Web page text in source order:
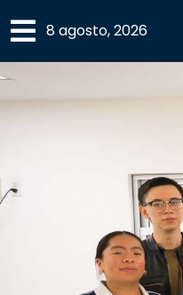
×
UANL
8 agosto, 2026